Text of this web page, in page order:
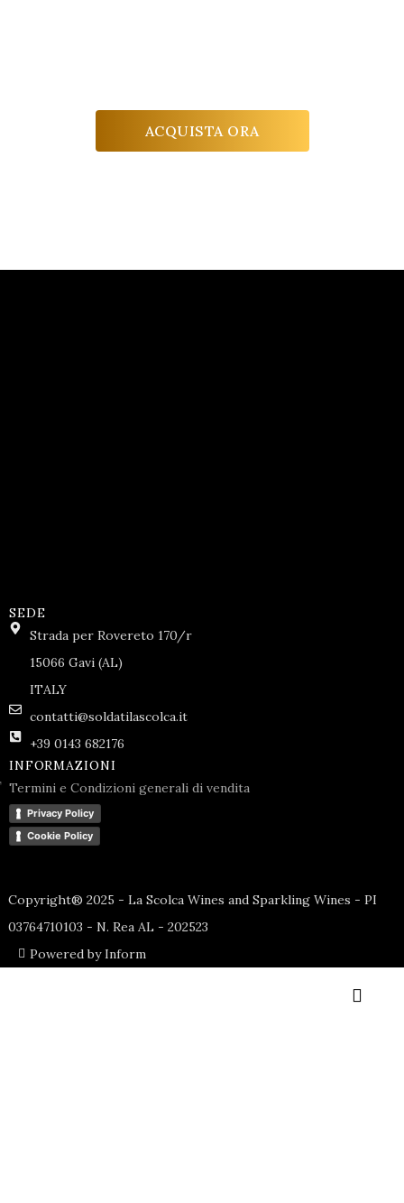
ACQUISTA ORA
SEDE
Strada per Rovereto 170/r
15066 Gavi (AL)
ITALY
contatti@soldatilascolca.it
+39 0143 682176
INFORMAZIONI
Termini e Condizioni generali di vendita
Privacy Policy
Cookie Policy
Copyright® 2025 - La Scolca Wines and Sparkling Wines - PI
03764710103 - N. Rea AL - 202523
Powered by Inform